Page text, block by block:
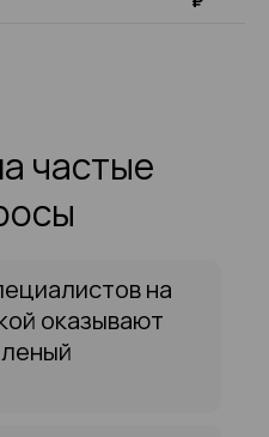
частые
на
оказывают